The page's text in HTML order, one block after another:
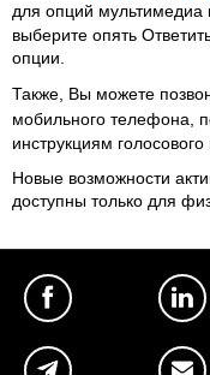
для опций мультимедиа
выберите опять
опции.
Также, Вы можете
мобильного телефона,
инструкциям
Новые возможности
доступны только для